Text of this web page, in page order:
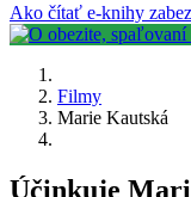
Ako čítať e-knihy
Filmy
Marie Kautská
Účinkuje